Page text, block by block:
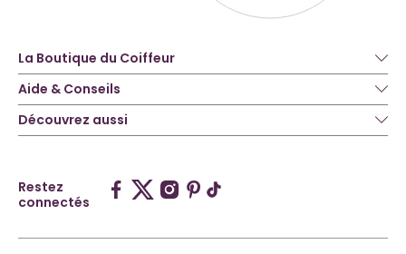
La Boutique du Coiffeur
Aide & Conseils
Découvrez aussi
Restez
connectés